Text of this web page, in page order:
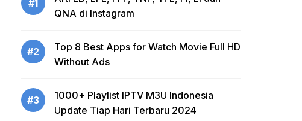
#1
QNA di Instagram
#2
Top 8 Best Apps for Watch Movie Full HD
Without Ads
#3
1000+ Playlist IPTV M3U Indonesia
Update Tiap Hari Terbaru 2024